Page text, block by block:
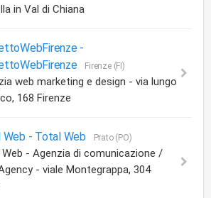
in Val di Chiana
-
Firenze (FI)
web marketing e design - via lungo
168 Firenze
- Total Web Prato (PO)
- Agenzia di comunicazione /
- viale Montegrappa, 304